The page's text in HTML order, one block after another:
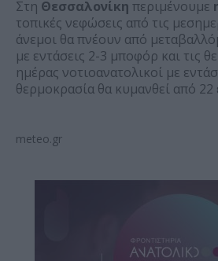
Στη Θεσσαλονίκη περιμένουμε
τοπικές νεφώσεις από τις
άνεμοι θα πνέουν από
με εντάσεις 2-3 μποφόρ και τις
ημέρας νοτιοανατολικοί με
θερμοκρασία θα κυμανθεί από
meteo.gr